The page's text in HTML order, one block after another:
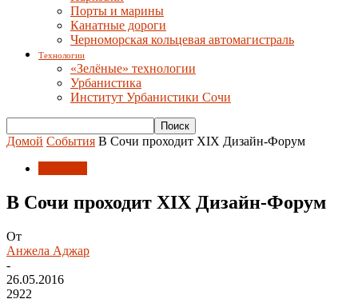
Порты и марины
Канатные дороги
Черноморская кольцевая автомагистраль
Технологии
«Зелёные» технологии
Урбанистика
Институт Урбанистики Сочи
Домой События В Сочи проходит XIX Дизайн-Форум
В Сочи проходит XIX Дизайн-Форум
От
Анжела Аджар
-
26.05.2016
2922